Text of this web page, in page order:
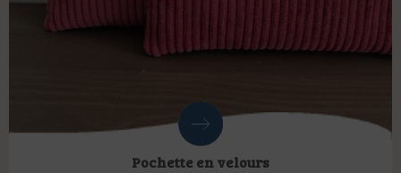
Pochette en velours